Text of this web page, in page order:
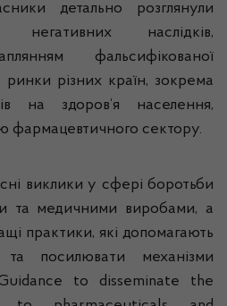
детально розглянули
наслідків,
фальсифікованої
ринки різних країн, зокрема
на здоров’я населення,
фармацевтичного сектору.
виклики у сфері боротьби
та медичними виробами, а
практики, які допомагають
та посилювати механізми
to disseminate the